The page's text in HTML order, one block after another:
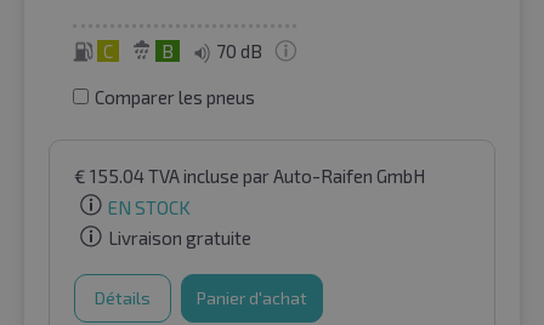
C B 70 dB
Comparer les pneus
€ 155.04TVA incluse par Auto-Raifen GmbH
EN STOCK
Livraison gratuite
Détails Panier d'achat